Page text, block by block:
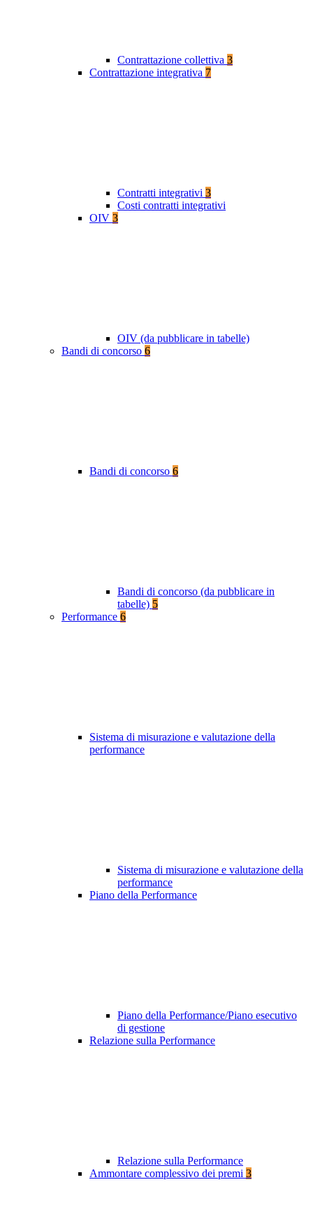
Contrattazione collettiva 3
Contrattazione integrativa 7
Contratti integrativi 3
Costi contratti integrativi
OIV 3
OIV (da pubblicare in tabelle)
Bandi di concorso 6
Bandi di concorso 6
Bandi di concorso (da pubblicare in
tabelle) 5
Performance 6
Sistema di misurazione e valutazione della
performance
Sistema di misurazione e valutazione della
performance
Piano della Performance
Piano della Performance/Piano esecutivo
di gestione
Relazione sulla Performance
Relazione sulla Performance
Ammontare complessivo dei premi 3